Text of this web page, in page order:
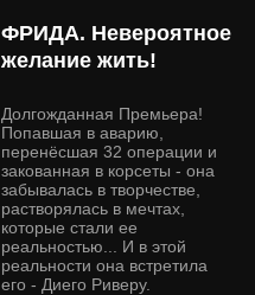
ФРИДА. Невероятное
желание жить!
Долгожданная Премьера!
Попавшая в аварию,
перенёсшая 32 операции и
закованная в корсеты - она
забывалась в творчестве,
растворялась в мечтах,
которые стали ее
реальностью... И в этой
реальности она встретила
его - Диего Риверу.